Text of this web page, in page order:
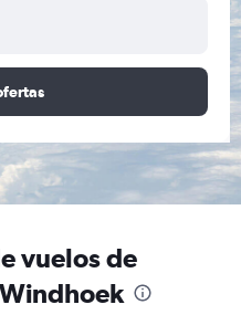
vuelos de